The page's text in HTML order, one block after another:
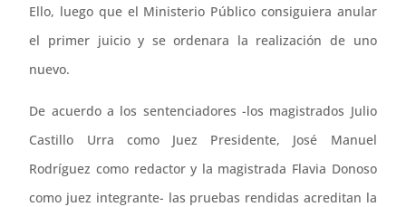
Ello, luego que el Ministerio Público consiguiera anular
el primer juicio y se ordenara la realización de uno
nuevo.
De acuerdo a los sentenciadores -los magistrados Julio
Castillo Urra como Juez Presidente, José Manuel
Rodríguez como redactor y la magistrada Flavia Donoso
como juez integrante- las pruebas rendidas acreditan la